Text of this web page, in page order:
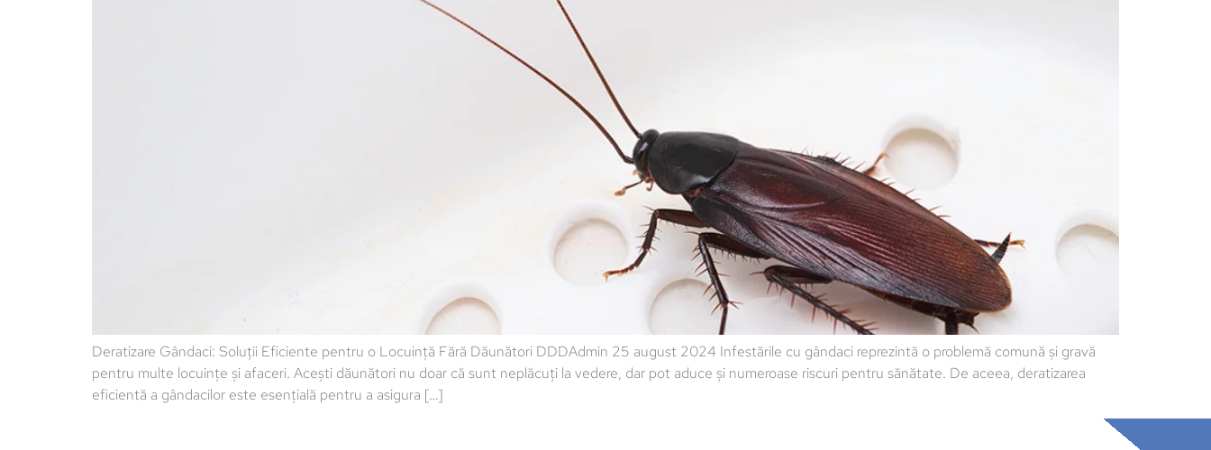
Deratizare Gândaci: Soluții Eficiente pentru o Locuință Fără Dăunători DDDAdmin 25 august 2024 Infestările cu gândaci reprezintă o problemă comună și gravă
pentru multe locuințe și afaceri. Acești dăunători nu doar că sunt neplăcuți la vedere, dar pot aduce și numeroase riscuri pentru sănătate. De aceea, deratizarea
eficientă a gândacilor este esențială pentru a asigura […]